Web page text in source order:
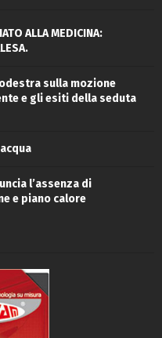
ALLA MEDICINA:
sulla mozione
e gli esiti della seduta
l’assenza di
e piano calore